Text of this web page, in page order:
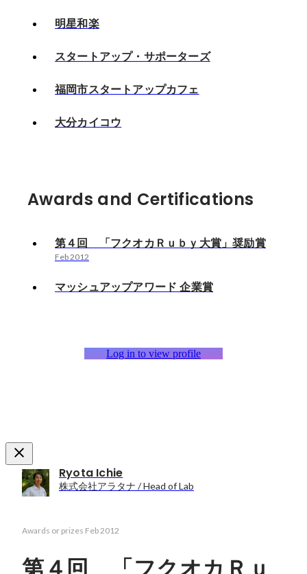
明星和楽
スタートアップ・サポーターズ
福岡市スタートアップカフェ
大分カイコウ
Awards and Certifications
第４回 「フクオカＲｕｂｙ大賞」奨励賞
Feb 2012
マッシュアップアワード 企業賞
Log in to view profile
Ryota Ichie
株式会社アラタナ / Head of Lab
Awards or prizes Feb 2012